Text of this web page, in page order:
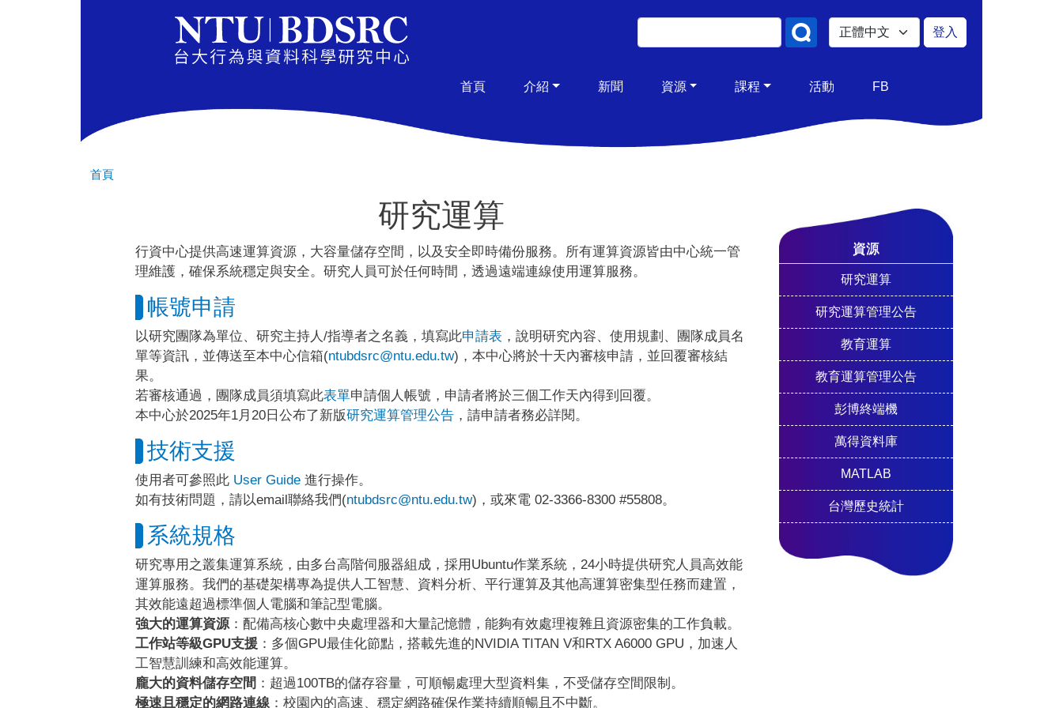
Select your language
使用者帳號
登入
主導覽
首頁 介紹 新聞 資源 課程 活動 FB
首頁
研究運算
行資中心提供高速運算資源，大容量儲存空間，以及安全即時備份服務。所有運算資源皆由中心統一管
理維護，確保系統穩定與安全。研究人員可於任何時間，透過遠端連線使用運算服務。
帳號申請
以研究團隊為單位、研究主持人/指導者之名義，填寫此申請表 ，說明研究內容、使用規劃、團隊成員名
單等資訊，並傳送至本中心信箱(ntubdsrc@ntu.edu.tw)，本中心將於十天內審核申請，並回覆審核結
果。
若審核通過，團隊成員須填寫此表單申請個人帳號，申請者將於三個工作天內得到回覆。
本中心於2025年1月20日公布了新版研究運算管理公告 ，請申請者務必詳閱。
技術支援
使用者可參照此 User Guide 進行操作。
如有技術問題，請以email聯絡我們(ntubdsrc@ntu.edu.tw)，或來電 02-3366-8300 #55808。
系統規格
研究專用之叢集運算系統，由多台高階伺服器組成，採用Ubuntu作業系統，24小時提供研究人員高效能
運算服務。我們的基礎架構專為提供人工智慧、資料分析、平行運算及其他高運算密集型任務而建置，
其效能遠超過標準個人電腦和筆記型電腦。
強大的運算資源 ：配備高核心數中央處理器和大量記憶體，能夠有效處理複雜且資源密集的工作負載。
工作站等級GPU支援 ：多個GPU最佳化節點，搭載先進的NVIDIA TITAN V和RTX A6000 GPU，加速人
工智慧訓練和高效能運算。
龐大的資料儲存空間 ：超過100TB的儲存容量，可順暢處理大型資料集，不受儲存空間限制。
極速且穩定的網路連線 ：校園內的高速、穩定網路確保作業持續順暢且不中斷。
資源
研究運算
研究運算管理公告
教育運算
教育運算管理公告
彭博終端機
萬得資料庫
MATLAB
台灣歷史統計